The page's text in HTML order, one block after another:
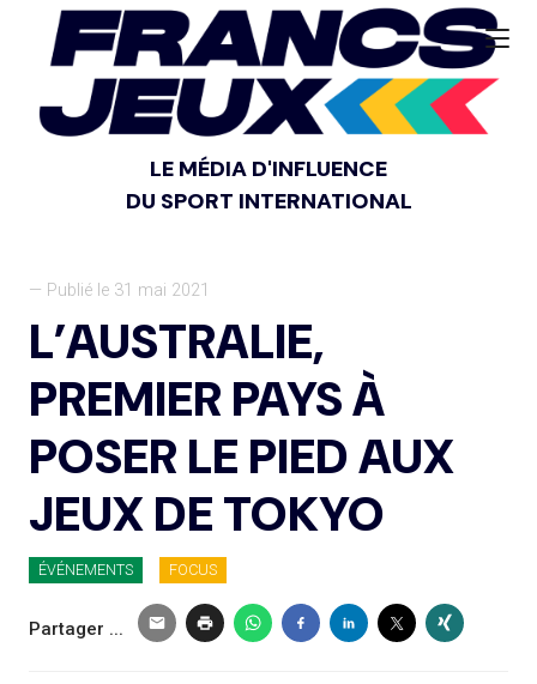
LE MÉDIA D'INFLUENCE
DU SPORT INTERNATIONAL
— Publié le 31 mai 2021
L’AUSTRALIE,
PREMIER PAYS À
POSER LE PIED AUX
JEUX DE TOKYO
ÉVÉNEMENTS FOCUS
Partager ...